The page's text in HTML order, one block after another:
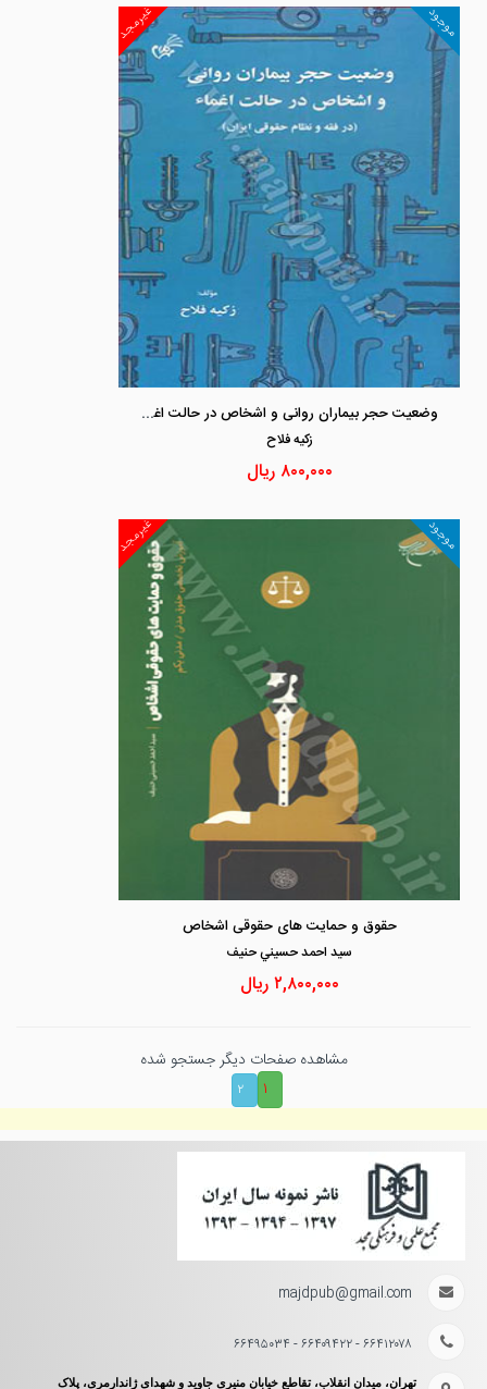
غیرمجد موجود
وضعیت حجر بیماران روانی و اشخاص در حالت اغماء «در فقه و نظام حقوقی ایران»
زكيه فلاح
۸۰۰,۰۰۰ ریال
غیرمجد موجود
حقوق و حمایت های حقوقی اشخاص
سيد احمد حسيني حنيف
۲,۸۰۰,۰۰۰ریال
مشاهده صفحات دیگر جستجو شده
۱
۲
majdpub@gmail.com
۶۶۴۱۲۰۷۸ - ۶۶۴۰۹۴۲۲ - ۶۶۴۹۵۰۳۴
تهران، میدان انقلاب، تقاطع خیابان منیری جاوید و شهدای ژاندارمری، پلاک